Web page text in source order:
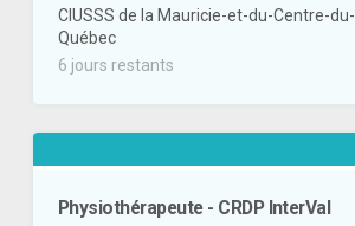
CIUSSS de la Mauricie-et-du-Centre-du-
Québec
6 jours restants
Physiothérapeute - CRDP InterVal